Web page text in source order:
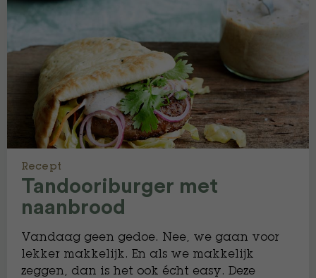
Recept
Tandooriburger met
naanbrood
Vandaag geen gedoe. Nee, we gaan voor
lekker makkelijk. En als we makkelijk
zeggen, dan is het ook écht easy. Deze